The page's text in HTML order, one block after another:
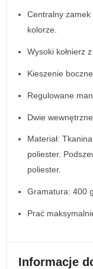
Centralny zamek
kolorze.
Wysoki kołnierz
Kieszenie
Regulowane
Dwie
Materiał:
poliester.
poliester.
Gramatura: 400
Prać
Informacje